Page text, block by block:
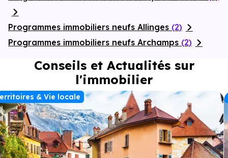
Programmes immobiliers neufs Allinges (2)
Programmes immobiliers neufs Archamps (2)
Conseils et Actualités sur
l'immobilier
& Vie locale